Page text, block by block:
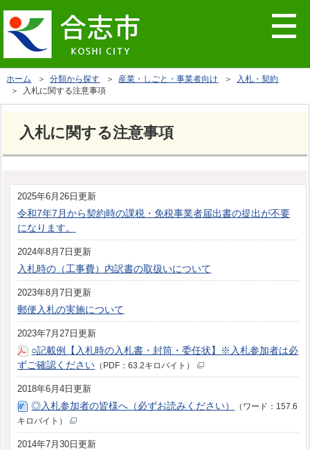
ホーム ＞分類から探す ＞ 産業・しごと・事業者向け ＞
入札・契約
＞ 入札に関する注意事項
入札に関する注意事項
2025年6月26日更新
令和7年7月から契約時の課税・免税事業者届出書の提出が不要
になります。
2024年8月7日更新
入札時の（工事費）内訳書の取扱いについて
2023年8月7日更新
郵便入札の実施について
2023年7月27日更新
○記載例【入札時の入札書・封筒・委任状】※入札参加者は必
ずご確認ください （PDF：63.2キロバイト）
2018年6月4日更新
◎入札参加者の皆様へ（必ずお読みください）
（ワード：157.6
キロバイト）
2014年7月30日更新